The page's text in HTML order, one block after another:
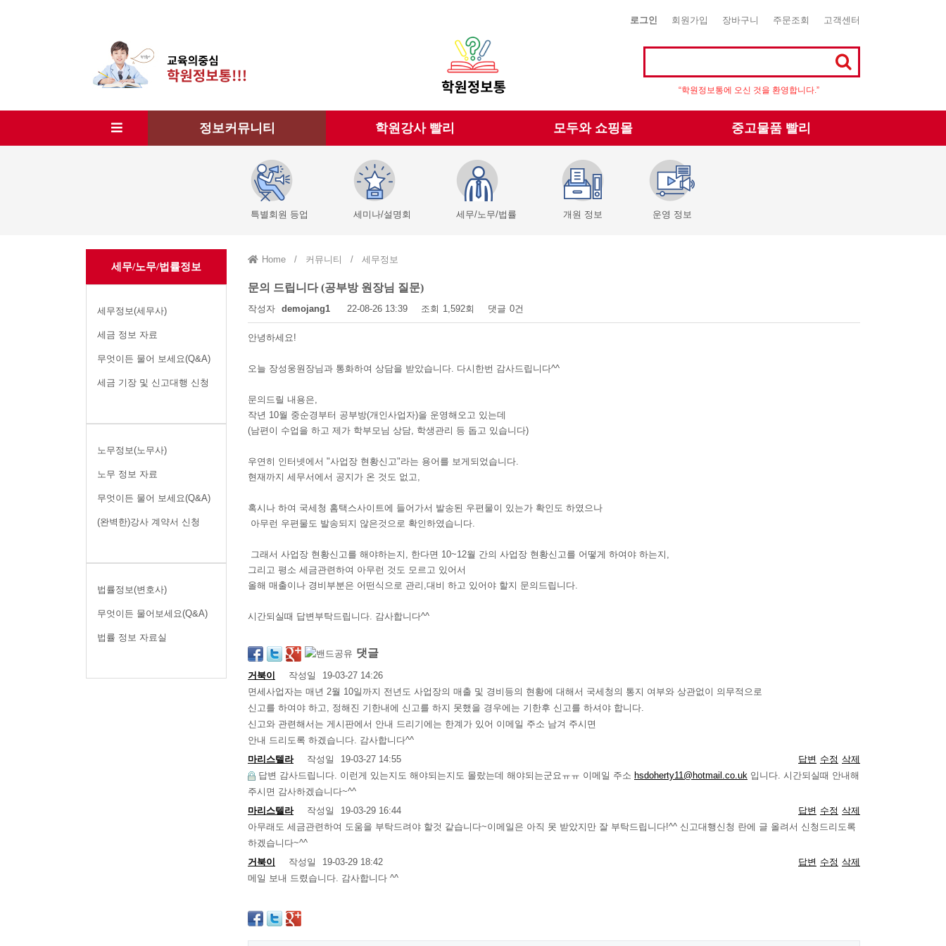
로그인 회원가입 장바구니 주문조회 고객센터
“학원정보통에 오신 것을 환영합니다.”
정보커뮤니티 학원강사 빨리 모두와 쇼핑몰 중고물품 빨리
특별회원 등업 세미나/설명회 세무/노무/법률 개원 정보 운영 정보
세무/노무/법률정보
세무정보(세무사)
세금 정보 자료
무엇이든 물어 보세요(Q&A)
세금 기장 및 신고대행 신청
노무정보(노무사)
노무 정보 자료
무엇이든 물어 보세요(Q&A)
(완벽한)강사 계약서 신청
법률정보(변호사)
무엇이든 물어보세요(Q&A)
법률 정보 자료실
Home / 커뮤니티 / 세무정보
문의 드립니다 (공부방 원장님 질문)
작성자 demojang1 22-08-26 13:39 조회 1,592회 댓글 0건
안녕하세요!
오늘 장성웅원장님과 통화하여 상담을 받았습니다. 다시한번 감사드립니다^^
문의드릴 내용은,
작년 10월 중순경부터 공부방(개인사업자)을 운영해오고 있는데
(남편이 수업을 하고 제가 학부모님 상담, 학생관리 등 돕고 있습니다)
우연히 인터넷에서 "사업장 현황신고"라는 용어를 보게되었습니다.
현재까지 세무서에서 공지가 온 것도 없고,
혹시나 하여 국세청 홈택스사이트에 들어가서 발송된 우편물이 있는가 확인도 하였으나
아무런 우편물도 발송되지 않은것으로 확인하였습니다.
그래서 사업장 현황신고를 해야하는지, 한다면 10~12월 간의 사업장 현황신고를 어떻게 하여야 하는지,
그리고 평소 세금관련하여 아무런 것도 모르고 있어서
올해 매출이나 경비부분은 어떤식으로 관리,대비 하고 있어야 할지 문의드립니다.
시간되실때 답변부탁드립니다. 감사합니다^^
댓글
거북이 작성일
19-03-27 14:26
면세사업자는 매년 2월 10일까지 전년도 사업장의 매출 및 경비등의 현황에 대해서 국세청의 통지 여부와 상관없이 의무적으로
신고를 하여야 하고, 정해진 기한내에 신고를 하지 못했을 경우에는 기한후 신고를 하셔야 합니다.
신고와 관련해서는 게시판에서 안내 드리기에는 한계가 있어 이메일 주소 남겨 주시면
안내 드리도록 하겠습니다. 감사합니다^^
답변 수정 삭제
마리스텔라 작성일
19-03-27 14:55
답변 감사드립니다. 이런게 있는지도 해야되는지도 몰랐는데 해야되는군요ㅠㅠ 이메일 주소 hsdoherty11@hotmail.co.uk 입니다. 시간되실때 안내해
주시면 감사하겠습니다~^^
답변 수정 삭제
마리스텔라 작성일
19-03-29 16:44
아무래도 세금관련하여 도움을 부탁드려야 할것 같습니다~이메일은 아직 못 받았지만 잘 부탁드립니다!^^ 신고대행신청 란에 글 올려서 신청드리도록
하겠습니다~^^
답변 수정 삭제
거북이 작성일
19-03-29 18:42
메일 보내 드렸습니다. 감사합니다 ^^